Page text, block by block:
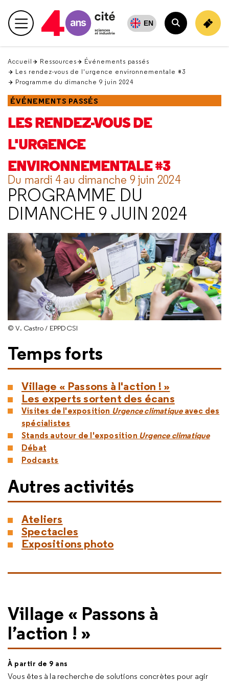
en
haut Menu principal EN
Rechercher
Accueil Ressources
Événements passés
Les rendez-vous de l'urgence environnementale #3
Programme du dimanche 9 juin 2024
ÉVÉNEMENTS PASSÉS
LES RENDEZ-VOUS DE
L'URGENCE
ENVIRONNEMENTALE #3
Du mardi 4 au dimanche 9 juin 2024
PROGRAMME DU
DIMANCHE 9 JUIN 2024
© V. Castro / EPPDCSI
Temps forts
Village « Passons à l'action ! »
Les experts sortent des écans
Visites de l'exposition Urgence climatiqueavec des
spécialistes
Stands autour de l'exposition Urgence climatique
Débat
Podcasts
Autres activités
Ateliers
Spectacles
Expositions photo
Village « Passons à
l’action ! »
À partir de 9 ans
Vous êtes à la recherche de solutions concrètes pour agir